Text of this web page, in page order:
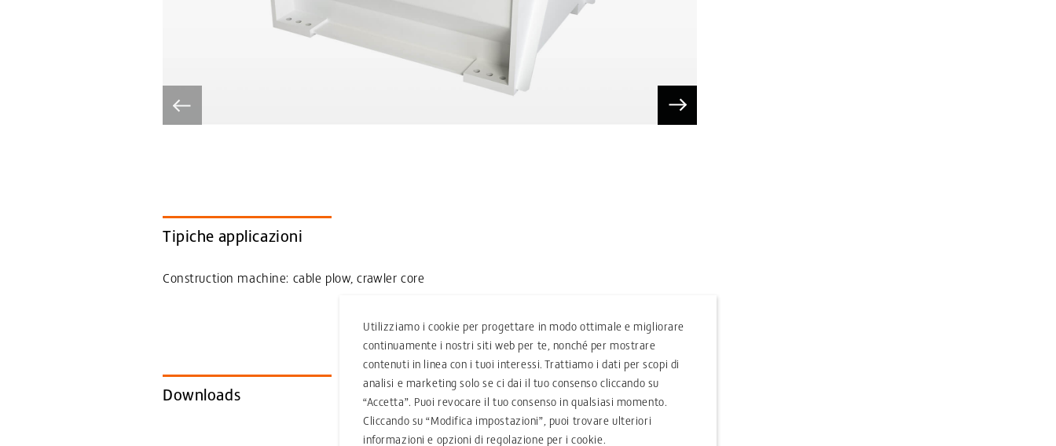
Tipiche applicazioni
Construction machine: cable plow, crawler core
Downloads
Utilizziamo i cookie per progettare in modo ottimale e migliorare
continuamente i nostri siti web per te, nonché per mostrare
contenuti in linea con i tuoi interessi. Trattiamo i dati per scopi di
analisi e marketing solo se ci dai il tuo consenso cliccando su
“Accetta”. Puoi revocare il tuo consenso in qualsiasi momento.
Cliccando su “Modifica impostazioni”, puoi trovare ulteriori
informazioni e opzioni di regolazione per i cookie.